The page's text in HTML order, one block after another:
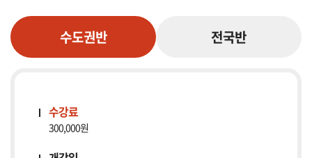
수도권반 전국반
수강료
300,000원